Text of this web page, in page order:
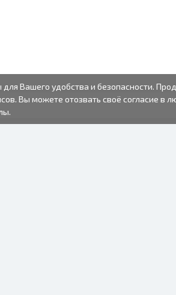
Вашего удобства и безопасности.
Вы можете отозвать своё согласие в